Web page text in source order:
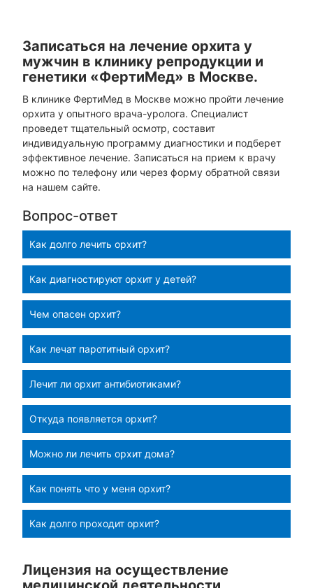
Записаться на лечение орхита у
мужчин в клинику репродукции и
генетики «ФертиМед» в Москве.
В клинике ФертиМед в Москве можно пройти лечение
орхита у опытного врача-уролога. Специалист
проведет тщательный осмотр, составит
индивидуальную программу диагностики и подберет
эффективное лечение. Записаться на прием к врачу
можно по телефону или через форму обратной связи
на нашем сайте.
Вопрос-ответ
Как долго лечить орхит?
Как диагностируют орхит у детей?
Чем опасен орхит?
Как лечат паротитный орхит?
Лечит ли орхит антибиотиками?
Откуда появляется орхит?
Можно ли лечить орхит дома?
Как понять что у меня орхит?
Как долго проходит орхит?
Лицензия на осуществление